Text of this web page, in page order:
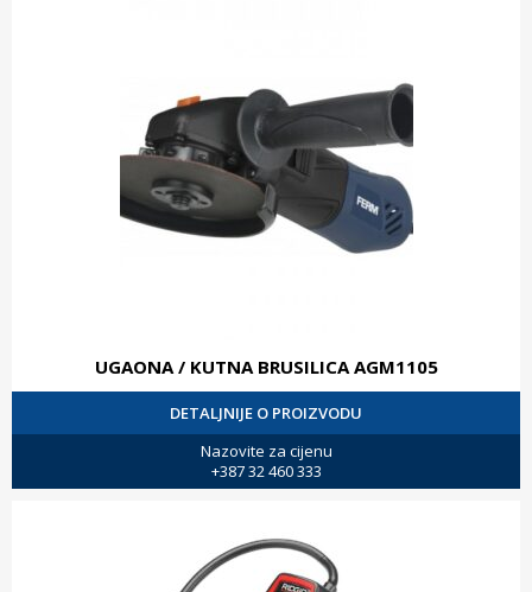
UGAONA / KUTNA BRUSILICA AGM1105
DETALJNIJE O PROIZVODU
Nazovite za cijenu
+387 32 460 333